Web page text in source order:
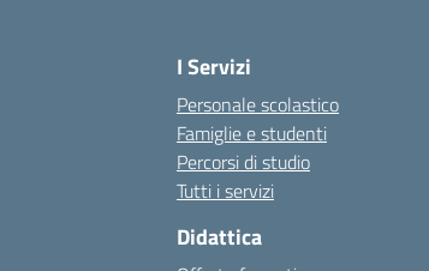
I Servizi
Personale scolastico
Famiglie e studenti
Percorsi di studio
Tutti i servizi
Didattica